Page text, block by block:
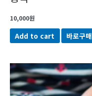
10,000원
Add to cart 바로구매